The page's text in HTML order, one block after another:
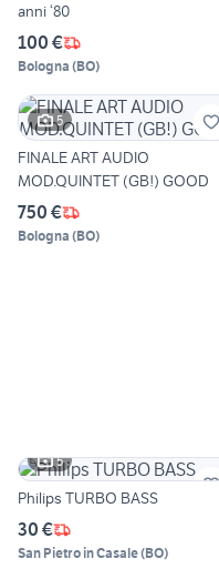
anni ‘80
100 €
Bologna (BO)
5
FINALE ART AUDIO
MOD.QUINTET (GB!) GOOD
750 €
Bologna (BO)
5
Philips TURBO BASS
30 €
San Pietro in Casale(BO)